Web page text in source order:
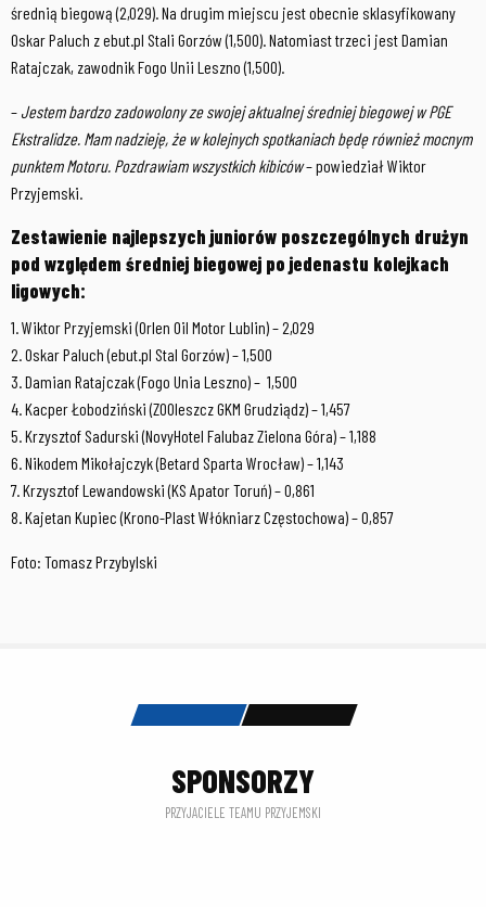
średnią biegową (2,029). Na drugim miejscu jest obecnie sklasyfikowany
Oskar Paluch z ebut.pl Stali Gorzów (1,500). Natomiast trzeci jest Damian
Ratajczak, zawodnik Fogo Unii Leszno (1,500).
– Jestem bardzo zadowolony ze swojej aktualnej średniej biegowej w PGE
Ekstralidze. Mam nadzieję, że w kolejnych spotkaniach będę również mocnym
punktem Motoru. Pozdrawiam wszystkich kibiców– powiedział Wiktor
Przyjemski.
Zestawienie najlepszych juniorów poszczególnych drużyn
pod względem średniej biegowej po jedenastu kolejkach
ligowych:
1. Wiktor Przyjemski (Orlen Oil Motor Lublin) – 2,029
2. Oskar Paluch (ebut.pl Stal Gorzów) – 1,500
3. Damian Ratajczak (Fogo Unia Leszno) – 1,500
4. Kacper Łobodziński (ZOOleszcz GKM Grudziądz) – 1,457
5. Krzysztof Sadurski (NovyHotel Falubaz Zielona Góra) – 1,188
6. Nikodem Mikołajczyk (Betard Sparta Wrocław) – 1,143
7. Krzysztof Lewandowski (KS Apator Toruń) – 0,861
8. Kajetan Kupiec (Krono-Plast Włókniarz Częstochowa) – 0,857
Foto: Tomasz Przybylski
SPONSORZY
PRZYJACIELE TEAMU PRZYJEMSKI